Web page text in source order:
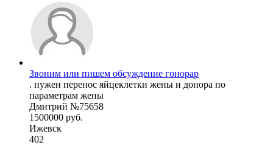
Звоним или пишем обсуждение гонорар
. нужен перенос яйцеклетки жены и донора по
параметрам жены
Дмитрий №75658
1500000 руб.
Ижевск
402